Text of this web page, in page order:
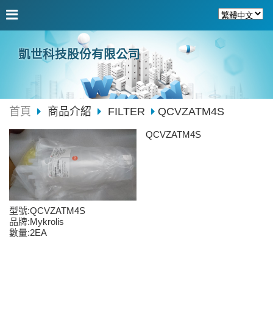
凱世科技股份有限公司
首頁 商品介紹 FILTER QCVZATM4S
QCVZATM4S
型號:QCVZATM4S
品牌:Mykrolis
數量:2EA